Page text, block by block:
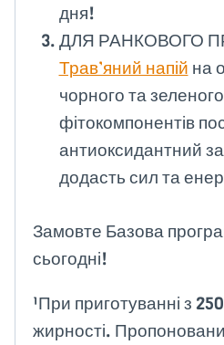
дня!
ДЛЯ РАНКОВОГО
Трав’яний напій на
чорного та
фітокомпонентів
антиоксидантний
додасть сил та
Замовте Базова
сьогодні!
¹При приготуванні з
жирності.